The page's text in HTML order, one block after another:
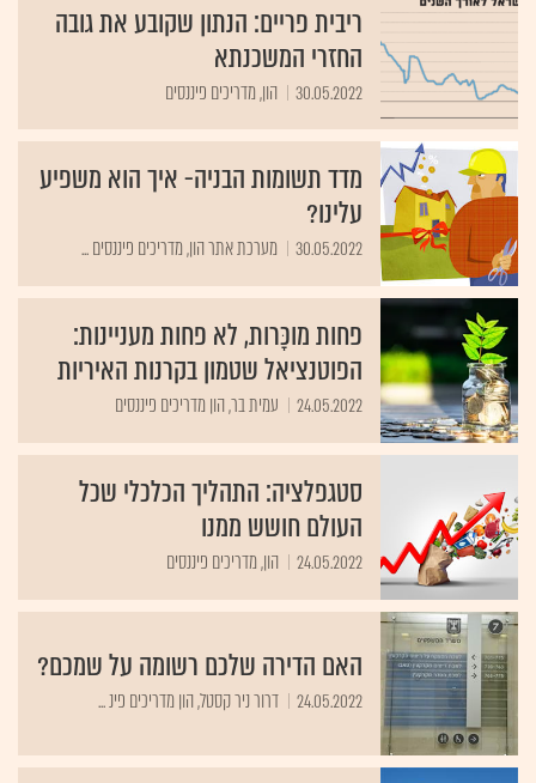
ריבית פריים: הנתון שקובע את גובה
החזרי המשכנתא
30.05.2022 הון, מדריכים פיננסים
מדד תשומות הבניה- איך הוא משפיע
עלינו?
30.05.2022 מערכת אתר הון, מדריכים פיננסים ...
פחות מוכָּרות, לא פחות מעניינות:
הפוטנציאל שטמון בקרנות האיריות
24.05.2022 עמית בר, הון מדריכים פיננסים
סטגפלציה: התהליך הכלכלי שכל
העולם חושש ממנו
24.05.2022 הון, מדריכים פיננסים
האם הדירה שלכם רשומה על שמכם?
24.05.2022 דרור ניר קסטל, הון מדריכים פינ ...